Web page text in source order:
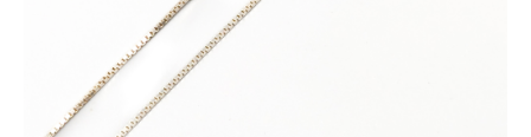
ALLMÄNNA VILLKOR
STORLEKSGUIDE FÖR RINGAR
SÅ FUNGERAR KÖP MED PANTLÅN